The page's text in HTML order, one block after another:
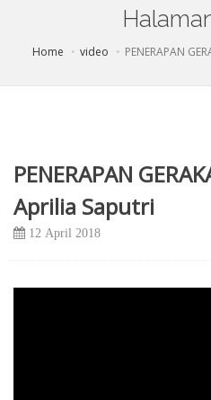
Home video PENERAPAN
PENERAPAN
Aprilia Saputri
12 April 2018